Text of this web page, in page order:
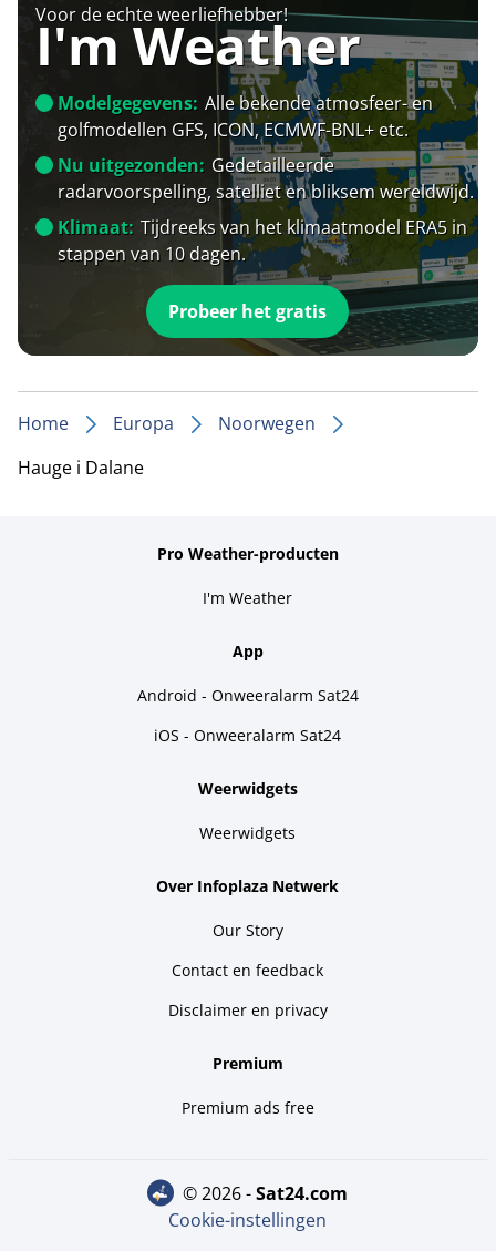
Voor de echte weerliefhebber!
I'm Weather
Modelgegevens: Alle bekende atmosfeer- en
golfmodellen GFS, ICON, ECMWF-BNL+ etc.
Nu uitgezonden: Gedetailleerde
radarvoorspelling, satelliet en bliksem wereldwijd.
Klimaat: Tijdreeks van het klimaatmodel ERA5 in
stappen van 10 dagen.
Probeer het gratis
Home Europa
Noorwegen
Hauge i Dalane
Pro Weather-producten
I'm Weather
App
Android - Onweeralarm Sat24
iOS - Onweeralarm Sat24
Weerwidgets
Weerwidgets
Over Infoplaza Netwerk
Our Story
Contact en feedback
Disclaimer en privacy
Premium
Premium ads free
© 2026 - sat24.com
Cookie-instellingen